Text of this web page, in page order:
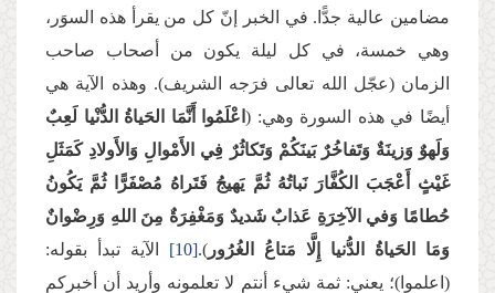
مضامين عالية جدًّا. في الخبر إنّ كل من يقرأ هذه السوَر،
وهي خمسة، في كل ليلة يكون من أصحاب صاحب
الزمان (عجّل الله تعالى فرَجه الشريف). وهذه الآية هي
أيضًا في هذه السورة وهي: (اعْلَمُوا أَنَّمَا الحَياةُ الدُّنْيا لَعِبٌ
وَلَهوٌ وَزينَةٌ وَتَفاخُرٌ بَينَكُمْ وَتَكاثُرٌ فِي الأَمْوالِ وَالأَولادِ كَمَثَلِ
غَيْثٍ أَعْجَبَ الكُفَّارَ نَباتُهُ ثُمَّ يَهيجُ فَتَراهُ مُصْفَرًّا ثُمَّ يَكُونُ
حُطامًا وَفي الآخِرَةِ عَذابٌ شَديدٌ وَمَغْفِرَةٌ مِنَ اللهِ وَرِضْوانٌ
وَمَا الحَياةُ الدُّنيا إِلَّا مَتاعُ الغُرُور ).
[10] الآية تبدأ بقوله:
(اعلموا)؛ يعني: ثمة شيء أنتم لا تعلمونه وأريد أن أخبركم